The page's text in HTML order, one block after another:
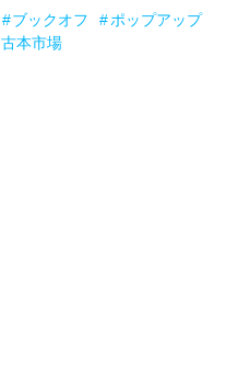
ブックオフ
ポップアップ
古本市場